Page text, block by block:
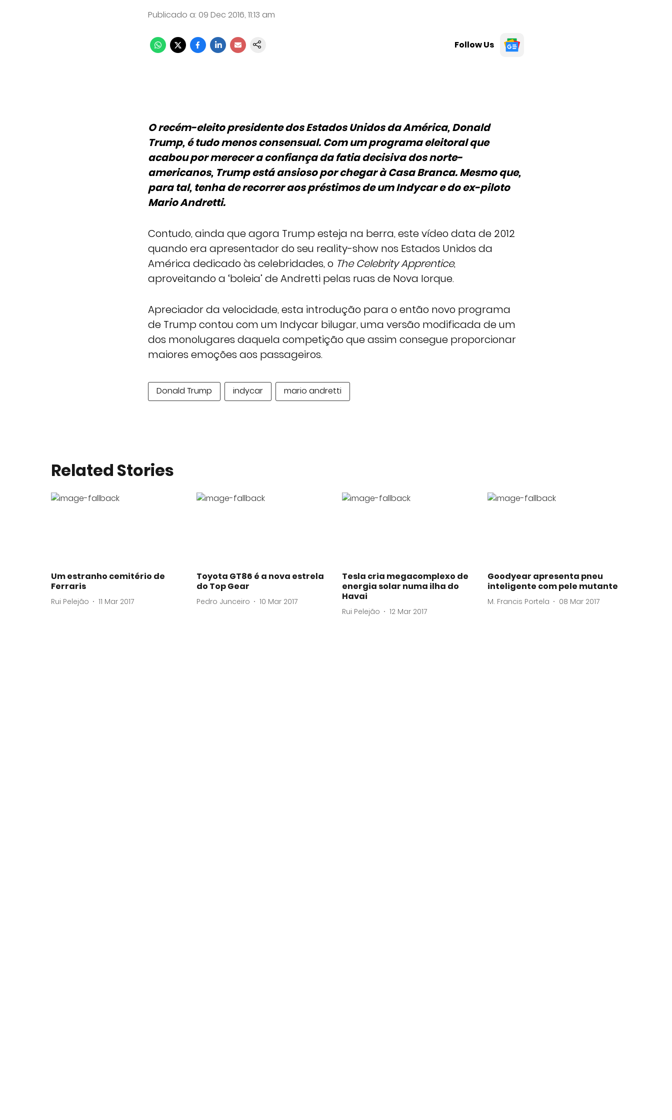
Publicado a: 09 Dec 2016, 11:13 am
Follow Us
O recém-eleito presidente dos Estados Unidos da América, Donald
Trump, é tudo menos consensual. Com um programa eleitoral que
acabou por merecer a confiança da fatia decisiva dos norte-
americanos, Trump está ansioso por chegar à Casa Branca. Mesmo que,
para tal, tenha de recorrer aos préstimos de um Indycar e do ex-piloto
Mario Andretti.
Contudo, ainda que agora Trump esteja na berra, este vídeo data de 2012
quando era apresentador do seu reality-show nos Estados Unidos da
América dedicado às celebridades, o The Celebrity Apprentice,
aproveitando a ‘boleia’ de Andretti pelas ruas de Nova Iorque.
Apreciador da velocidade, esta introdução para o então novo programa
de Trump contou com um Indycar bilugar, uma versão modificada de um
dos monolugares daquela competição que assim consegue proporcionar
maiores emoções aos passageiros.
Donald Trump indycar mario andretti
Related Stories
Um estranho cemitério de
Ferraris
Rui Pelejão 11 Mar 2017
Toyota GT86 é a nova estrela
do Top Gear
Pedro Junceiro 10 Mar 2017
Tesla cria megacomplexo de
energia solar numa ilha do
Havai
Rui Pelejão 12 Mar 2017
Goodyear apresenta pneu
inteligente com pele mutante
M. Francis Portela 08 Mar 2017